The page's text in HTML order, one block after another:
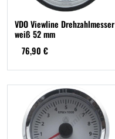
VDO Viewline Drehzahlmesser
weiß 52 mm
76,90 €